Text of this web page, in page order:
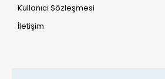
Kullanıcı Sözleşmesi
İletişim